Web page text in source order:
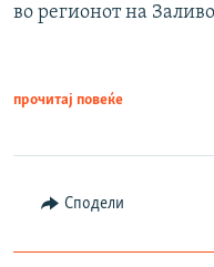
во регионот на
прочитај повеќе
Сподели